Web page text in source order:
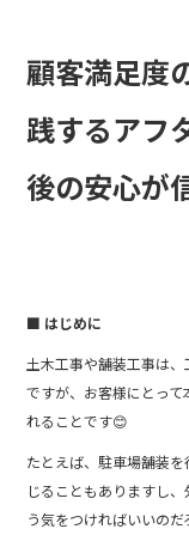
b
o
o
k
顧客満足度
践するアフ
後の安心が
■ はじめに
土木工事や舗装工事は、
ですが、お客様にとっ
れることです😊
たとえば、駐車場舗装
じることもありますし
う気をつければいいのだ